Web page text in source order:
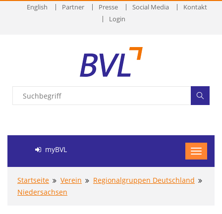
English Partner Presse Social Media
Kontakt
Login
myBVL
Startseite Verein
Regionalgruppen Deutschland
Niedersachsen